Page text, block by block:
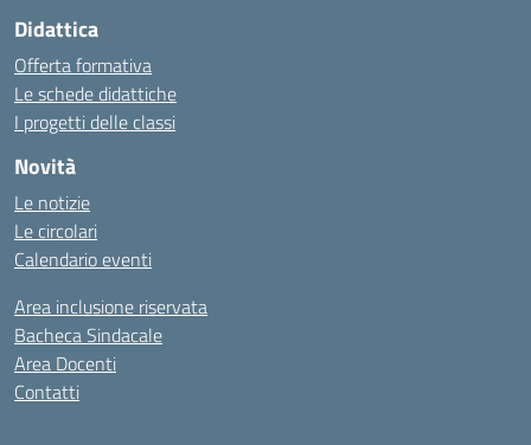
Didattica
Offerta formativa
Le schede didattiche
I progetti delle classi
Novità
Le notizie
Le circolari
Calendario eventi
Area inclusione riservata
Bacheca Sindacale
Area Docenti
Contatti